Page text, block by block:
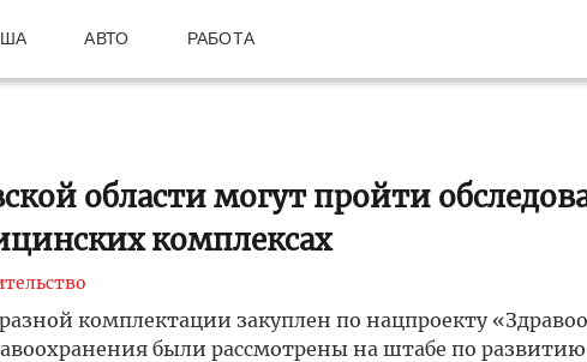
АВТО РАБОТА
области могут пройти
комплексах
комплектации закуплен по нацпроекту
были рассмотрены на штабе по